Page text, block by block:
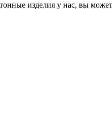
изделия у нас, вы